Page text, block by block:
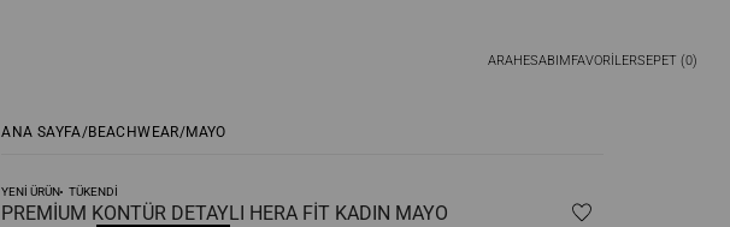
ARAHESABIMFAVORİLERSEPET (0)
ANA SAYFA BEACHWEAR MAYO
YENİ ÜRÜN TÜKENDI
PREMIUM KONTÜR DETAYLI HERA FIT KADIN MAYO